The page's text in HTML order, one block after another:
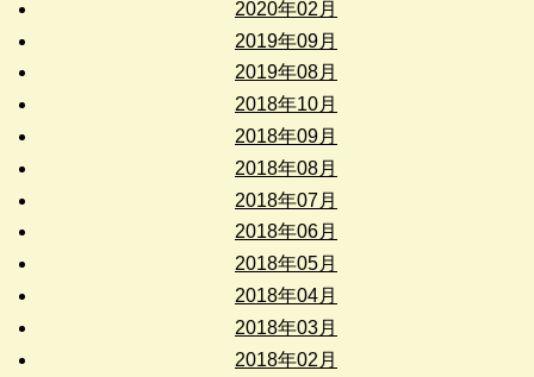
2020年02月
2019年09月
2019年08月
2018年10月
2018年09月
2018年08月
2018年07月
2018年06月
2018年05月
2018年04月
2018年03月
2018年02月